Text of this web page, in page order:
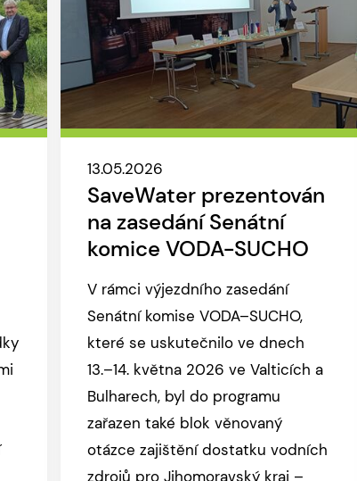
13.05.2026
SaveWater prezentován
na zasedání Senátní
komice VODA-SUCHO
V rámci výjezdního zasedání
Senátní komise VODA–SUCHO,
které se uskutečnilo ve dnech
13.–14. května 2026 ve Valticích a
Bulharech, byl do programu
zařazen také blok věnovaný
otázce zajištění dostatku vodních
zdrojů pro Jihomoravský kraj –